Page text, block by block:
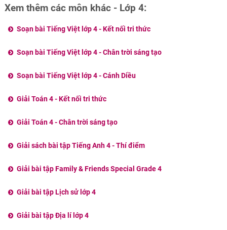
Xem thêm các môn khác - Lớp 4:
Soạn bài Tiếng Việt lớp 4 - Kết nối tri thức
Soạn bài Tiếng Việt lớp 4 - Chân trời sáng tạo
Soạn bài Tiếng Việt lớp 4 - Cánh Diều
Giải Toán 4 - Kết nối tri thức
Giải Toán 4 - Chân trời sáng tạo
Giải sách bài tập Tiếng Anh 4 - Thí điểm
Giải bài tập Family & Friends Special Grade 4
Giải bài tập Lịch sử lớp 4
Giải bài tập Địa lí lớp 4